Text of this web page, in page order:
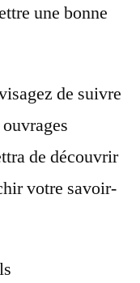
une bonne
de suivre
de découvrir
votre savoir-